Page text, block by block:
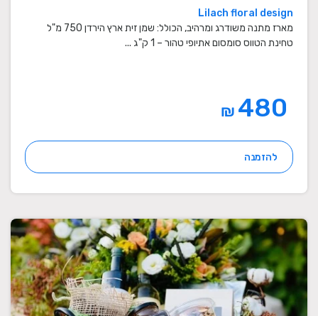
Lilach floral design
מארז מתנה משודרג ומרהיב, הכולל: שמן זית ארץ הירדן 750 מ"ל
טחינת הטווס סומסום אתיופי טהור – 1 ק"ג ...
₪
להזמנה